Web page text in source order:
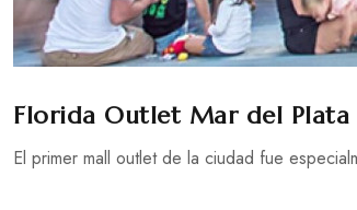
Florida Outlet Mar del Plata
El primer mall outlet de la ciudad fue